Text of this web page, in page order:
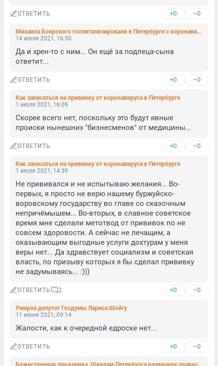
ОТВЕТИТЬ +0 –0
Михаила Боярского госпитализировали в Петербурге с коронавирусом
14 июля 2021, 16:50
Да и хрен-то с ним... Он ещё за подлеца-сына
ответит...
ОТВЕТИТЬ +0 –0
Как записаться на прививку от коронавируса в Петербурге
1 июля 2021, 16:09
Скорее всего нет, поскольку это будут явные
происки нынешних "бизнесменов" от медицины...
ОТВЕТИТЬ +0 –0
Как записаться на прививку от коронавируса в Петербурге
1 июля 2021, 14:39
Не прививался и не испытываю желания... Во-
первых, я просто не верю нашему буржуйско-
воровскому государству во главе со сказочным
непричёмышем... Во-вторых, в славное советское
время мне сделали метотвод от прививок по не
совсем здоровости. А сейчас не лечащим, а
оказывающим выгодные услуги дохтурам у меня
веры нет... Да здравствует социализм и советская
власть, по призыву которых я бы сделал прививку
не задумываясь... :)))
ОТВЕТИТЬ 2 +0 –0
Умерла депутат Госдумы Лариса Шойгу
11 июня 2021, 09:14
Жалости, как к очередной едроске нет...
ОТВЕТИТЬ +0 –0
Божественная продленка. Школам Петербурга назначили православных кураторов